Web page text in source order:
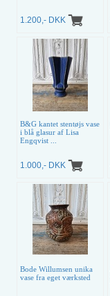
1.200,- DKK
B&G kantet stentøjs vase
i blå glasur af Lisa
Engqvist ...
1.000,- DKK
Bode Willumsen unika
vase fra eget værksted